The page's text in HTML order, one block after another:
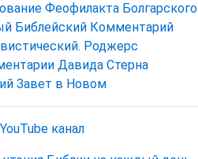
Феофилакта Болгарского
Библейский Комментарий
Роджерс
Давида Стерна
Завет в Новом
канал